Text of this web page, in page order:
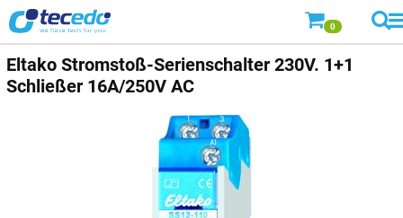
0
Eltako Stromstoß-Serienschalter 230V. 1+1
Schließer 16A/250V AC